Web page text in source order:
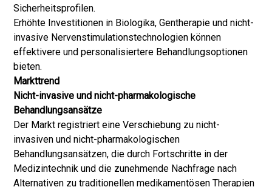
Sicherheitsprofilen.
Erhöhte Investitionen in Biologika, Gentherapie und nicht-
invasive Nervenstimulationstechnologien können
effektivere und personalisiertere Behandlungsoptionen
bieten.
Markttrend
Nicht-invasive und nicht-pharmakologische
Behandlungsansätze
Der Markt registriert eine Verschiebung zu nicht-
invasiven und nicht-pharmakologischen
Behandlungsansätzen, die durch Fortschritte in der
Medizintechnik und die zunehmende Nachfrage nach
Alternativen zu traditionellen medikamentösen Therapien